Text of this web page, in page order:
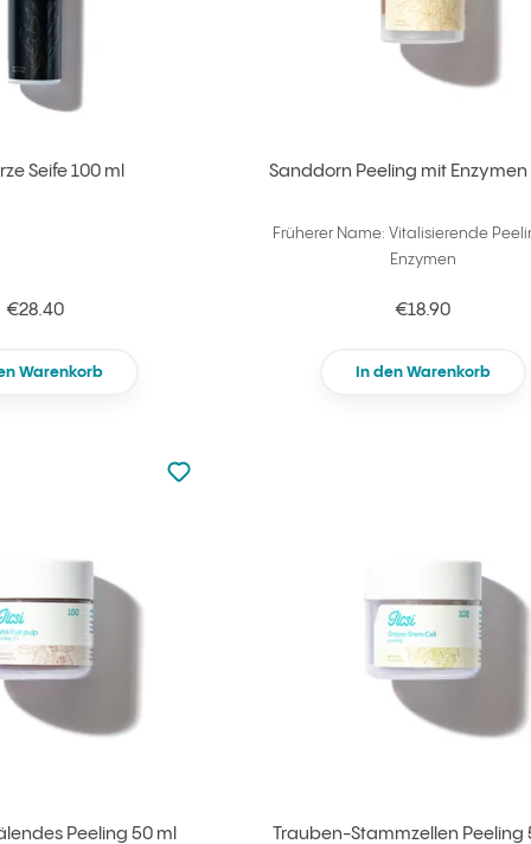
Seife 100 ml
€28.40
Warenkorb
Sanddorn Peeling mit Enzymen
Früherer Name: Vitalisierende
Enzymen
€18.90
In den Warenkorb
Peeling 50 ml
zu den Favoriten nicht hinzugefügt
zu Ihren Favoriten hinzufügen
Trauben-Stammzellen Peeling